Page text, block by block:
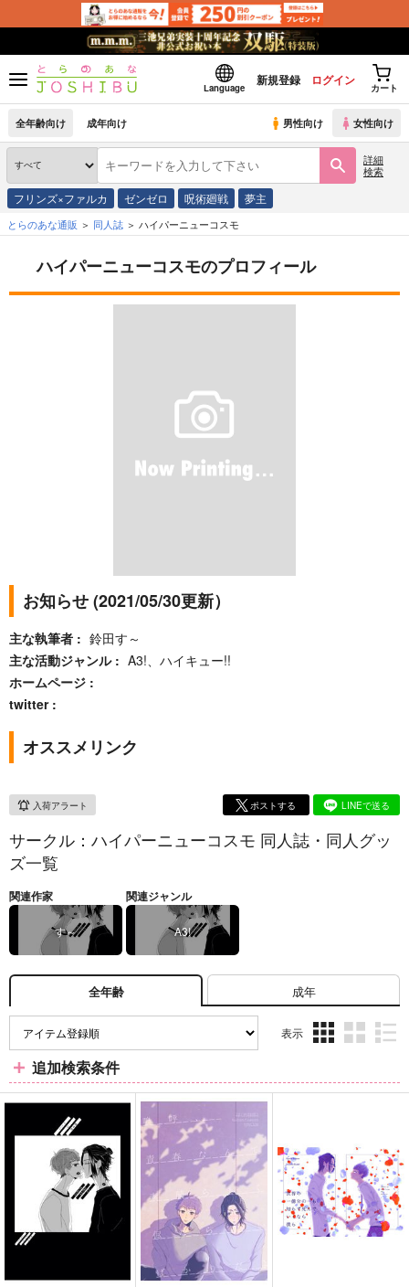
Language
新規登録 ログイン
カート
全年齢向け 成年向け 男性向け 女性向け
詳細
検索
フリンズ×ファルカ ゼンゼロ 呪術廻戦 夢主
とらのあな通販 同人誌 ハイパーニューコスモ
ハイパーニューコスモのプロフィール
お知らせ (2021/05/30更新）
主な執筆者
鈴田す～
主な活動ジャンル
A3!、ハイキュー!!
ホームページ
twitter
オススメリンク
入荷アラート ポストする LINEで送る
サークル：ハイパーニューコスモ 同人誌・同人グッ
ズ一覧
関連作家
す～
関連ジャンル
A3!
全年齢 成年
表示
ム
表
ム
表
ム
表
追加検索条件